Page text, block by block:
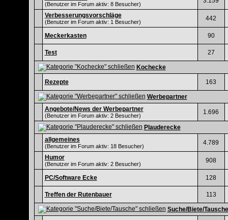
(Benutzer im Forum aktiv: 8 Besucher)
Verbesserungsvorschläge
(Benutzer im Forum aktiv: 1 Besucher) 442
Meckerkasten 90
Test 27
Kochecke
Rezepte 163
Werbepartner
Angebote/News der Werbepartner
(Benutzer im Forum aktiv: 2 Besucher) 1.696
Plauderecke
allgemeines
(Benutzer im Forum aktiv: 18 Besucher) 4.789
Humor
(Benutzer im Forum aktiv: 2 Besucher) 908
PC/Software Ecke 128
Treffen der Rutenbauer 113
Suche/Biete/Tausche